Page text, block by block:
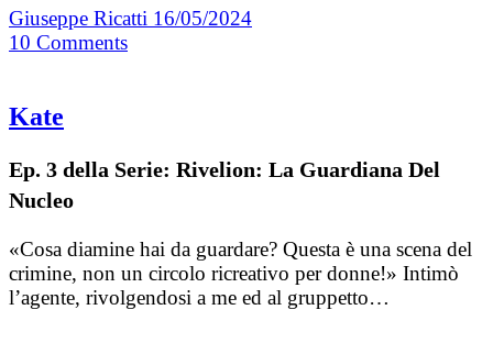
Giuseppe Ricatti 16/05/2024
10 Comments
Kate
Ep. 3 della Serie: Rivelion: La Guardiana Del
Nucleo
«Cosa diamine hai da guardare? Questa è una scena del
crimine, non un circolo ricreativo per donne!» Intimò
l’agente, rivolgendosi a me ed al gruppetto…